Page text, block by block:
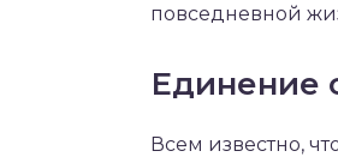
повседневной
Единение
Всем известно,